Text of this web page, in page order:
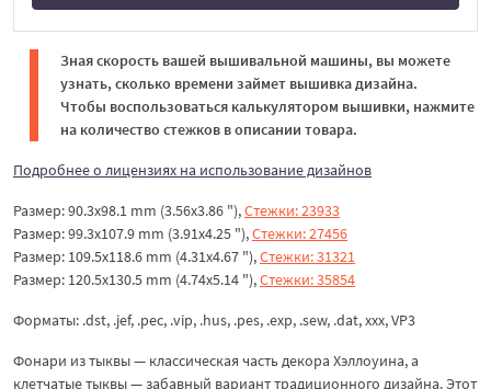
В корзине
Зная скорость вашей вышивальной машины, вы можете
узнать, сколько времени займет вышивка дизайна.
Чтобы воспользоваться калькулятором вышивки, нажмите
на количество стежков в описании товара.
Подробнее о лицензиях на использование дизайнов
Размер: 90.3x98.1 mm (3.56x3.86 "),Стежки: 23933
Размер: 99.3x107.9 mm (3.91x4.25 "),Стежки: 27456
Размер: 109.5x118.6 mm (4.31x4.67 "),Стежки: 31321
Размер: 120.5x130.5 mm (4.74x5.14 "),Стежки: 35854
Форматы: .dst, .jef, .pec, .vip, .hus, .pes, .exp, .sew, .dat, xxx, VP3
Фонари из тыквы — классическая часть декора Хэллоуина, а
клетчатые тыквы — забавный вариант традиционного дизайна. Этот